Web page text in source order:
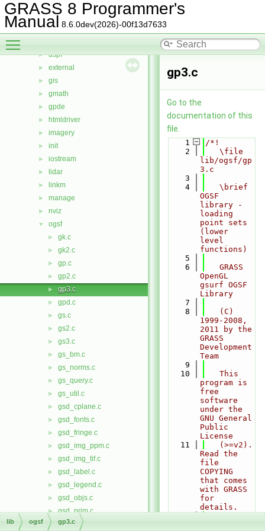
GRASS 8 Programmer's
Manual 8.6.0dev(2026)-00f13d7633
► datetime
► db
► display
► dspf
► external
► gis
► gmath
► gpde
► htmldriver
► imagery
► init
► iostream
► lidar
► linkm
► manage
► nviz
▼ ogsf
► gk.c
► gk2.c
► gp.c
► gp2.c
► gp3.c
► gpd.c
► gs.c
► gs2.c
► gs3.c
► gs_bm.c
► gs_norms.c
► gs_query.c
► gs_util.c
► gsd_cplane.c
► gsd_fonts.c
► gsd_fringe.c
► gsd_img_ppm.c
► gsd_img_tif.c
► gsd_label.c
► gsd_legend.c
► gsd_objs.c
► gsd_prim.c
► gsd_surf.c
gp3.c
Go to the
documentation of this
file.
    1
/*!
    2
   \file
lib/ogsf/gp
3.c
    3
    4
   \brief
OGSF
library -
loading
point sets
(lower
level
functions)
    5
    6
   GRASS
OpenGL
gsurf OGSF
Library
    7
    8
   (C)
1999-2008,
2011 by the
GRASS
Development
Team
    9
   10
   This
program is
free
software
under the
GNU General
Public
License
   11
   (>=v2).
Read the
file
COPYING
that comes
with GRASS
for
details.
lib ogsf gp3.c